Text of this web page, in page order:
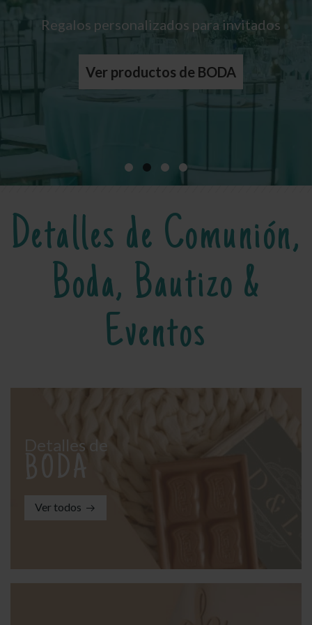
Regalos personalizados únicos
Ver productos
Regalos personalizados para invitados
Ver productos de BODA
Detalles y obsequios para tod@s
Ver productos para CUMPLEAÑOS
*Se calcula con el importe de los artículos
Detalles de Comunión,
Boda, Bautizo &
Eventos
Detalles de
BODA
Ver todos